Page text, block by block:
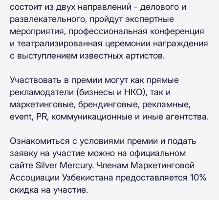
состоит из двух направлений - делового и
развлекательного, пройдут экспертные
мероприятия, профессиональная конференция
и театрализированная церемонии награждения
с выступлением известных артистов.
Участвовать в премии могут как прямые
рекламодатели (бизнесы и НКО), так и
маркетинговые, брендинговые, рекламные,
event, PR, коммуникационные и иные агентства.
Ознакомиться с условиями премии и подать
заявку на участие можно на официальном
сайте Silver Mercury. Членам Маркетинговой
Ассоциации Узбекистана предоставляется 10%
скидка на участие.